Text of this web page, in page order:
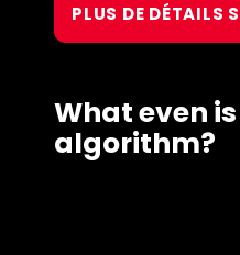
PLUS DE DÉTAILS
What even
algorithm?